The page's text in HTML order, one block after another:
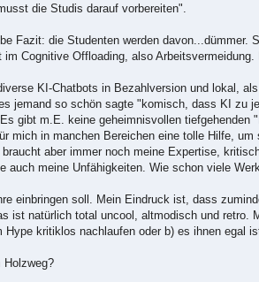
die Studis darauf vorbereiten".
Fazit: die Studenten werden davon...dümmer.
Cognitive Offloading, also
KI-Chatbots in Bezahlversion und lokal,
jemand so schön sagte "komisch, dass KI zu
gibt m.E. keine geheimnisvollen tiefgehenden
mich in manchen Bereichen eine tolle Hilfe,
aber immer noch meine Expertise,
meine Unfähigkeiten. Wie schon viele
einbringen soll. Mein Eindruck ist, dass
ist natürlich total uncool, altmodisch und retro.
kritiklos nachlaufen oder b) es ihnen egal
Holzweg?